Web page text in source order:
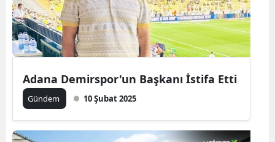
Adana Demirspor'un Başkanı İstifa Etti
Gündem 10 Şubat 2025